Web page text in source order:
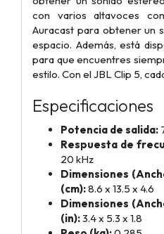
con varios altavoces
Auracast para obtener un
espacio. Además, está
para que encuentres
estilo. Con el JBL Clip 5,
Especificaciones
Potencia de salida:
Respuesta de
20 kHz
Dimensiones
(cm):8.6 x 13.5 x 4.6
Dimensiones
(in):3.4 x 5.3 x 1.8